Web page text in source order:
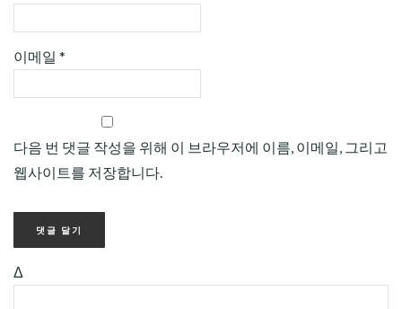
이메일 *
다음 번 댓글 작성을 위해 이 브라우저에 이름, 이메일, 그리고
웹사이트를 저장합니다.
Δ